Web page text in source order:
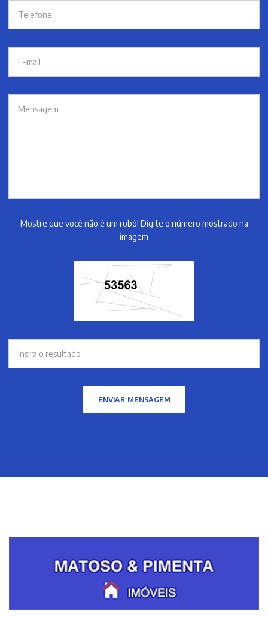
Mostre que você não é um robô! Digite o número mostrado na
imagem
ENVIAR MENSAGEM